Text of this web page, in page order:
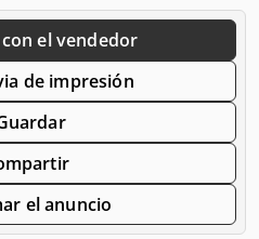
el vendedor
de impresión
el anuncio